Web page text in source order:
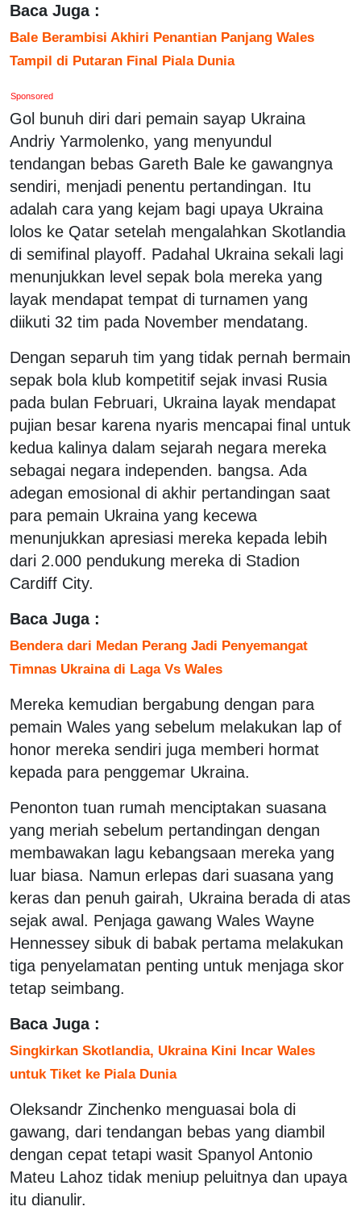
Baca Juga :
Bale Berambisi Akhiri Penantian Panjang Wales
Tampil di Putaran Final Piala Dunia
Sponsored
Gol bunuh diri dari pemain sayap Ukraina
Andriy Yarmolenko, yang menyundul
tendangan bebas Gareth Bale ke gawangnya
sendiri, menjadi penentu pertandingan. Itu
adalah cara yang kejam bagi upaya Ukraina
lolos ke Qatar setelah mengalahkan Skotlandia
di semifinal playoff. Padahal Ukraina sekali lagi
menunjukkan level sepak bola mereka yang
layak mendapat tempat di turnamen yang
diikuti 32 tim pada November mendatang.
Dengan separuh tim yang tidak pernah bermain
sepak bola klub kompetitif sejak invasi Rusia
pada bulan Februari, Ukraina layak mendapat
pujian besar karena nyaris mencapai final untuk
kedua kalinya dalam sejarah negara mereka
sebagai negara independen. bangsa. Ada
adegan emosional di akhir pertandingan saat
para pemain Ukraina yang kecewa
menunjukkan apresiasi mereka kepada lebih
dari 2.000 pendukung mereka di Stadion
Cardiff City.
Baca Juga :
Bendera dari Medan Perang Jadi Penyemangat
Timnas Ukraina di Laga Vs Wales
Mereka kemudian bergabung dengan para
pemain Wales yang sebelum melakukan lap of
honor mereka sendiri juga memberi hormat
kepada para penggemar Ukraina.
Penonton tuan rumah menciptakan suasana
yang meriah sebelum pertandingan dengan
membawakan lagu kebangsaan mereka yang
luar biasa. Namun erlepas dari suasana yang
keras dan penuh gairah, Ukraina berada di atas
sejak awal. Penjaga gawang Wales Wayne
Hennessey sibuk di babak pertama melakukan
tiga penyelamatan penting untuk menjaga skor
tetap seimbang.
Baca Juga :
Singkirkan Skotlandia, Ukraina Kini Incar Wales
untuk Tiket ke Piala Dunia
Oleksandr Zinchenko menguasai bola di
gawang, dari tendangan bebas yang diambil
dengan cepat tetapi wasit Spanyol Antonio
Mateu Lahoz tidak meniup peluitnya dan upaya
itu dianulir.